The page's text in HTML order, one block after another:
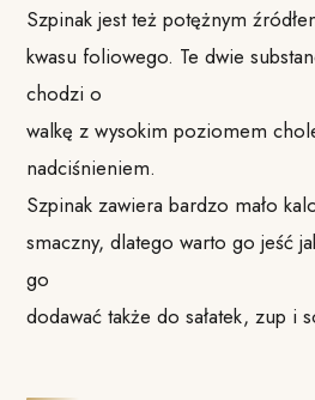
Szpinak jest też potężnym
kwasu foliowego. Te dwie
chodzi o
walkę z wysokim poziomem
nadciśnieniem.
Szpinak zawiera bardzo mało
smaczny, dlatego warto go jeść
go
dodawać także do sałatek, zup i